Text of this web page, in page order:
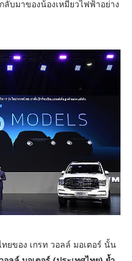
ลับมาของน้องเหมียวไฟฟ้าอย่าง
ยของ เกรท วอลล์ มอเตอร์ นั้น